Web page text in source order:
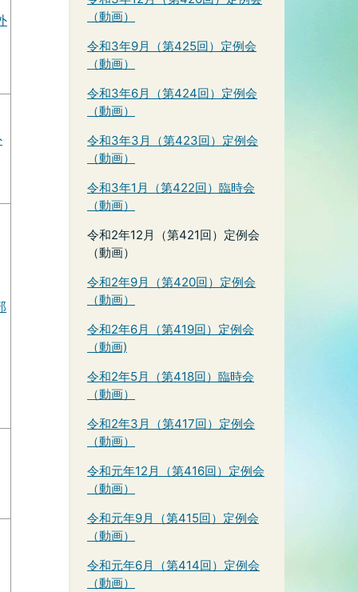
（動画）
令和3年9月（第425回）定例会
（動画）
令和3年6月（第424回）定例会
（動画）
令和3年3月（第423回）定例会
（動画）
令和3年1月（第422回）臨時会
（動画）
令和2年12月（第421回）定例会
（動画）
令和2年9月（第420回）定例会
（動画）
令和2年6月（第419回）定例会
（動画)
令和2年5月（第418回）臨時会
（動画）
令和2年3月（第417回）定例会
（動画）
令和元年12月（第416回）定例会
（動画）
令和元年9月（第415回）定例会
（動画）
令和元年6月（第414回）定例会
（動画）